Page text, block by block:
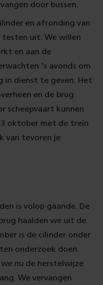
door bussen.
en afronding van
testen uit. We willen
en aan de
's avonds om
in dienst te geven. Het
en de brug
scheepvaart kunnen
3 oktober met de trein
van tevoren je
is volop gaande. De
haalden we uit de
is de cilinder onder
onderzoek doen.
nu de herstelwijze
We vervangen